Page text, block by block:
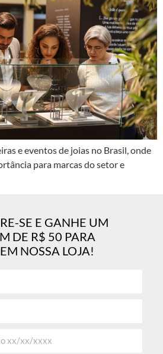
e eventos de joias no Brasil, onde
para marcas do setor e
SE E GANHE UM
DE R$ 50 PARA
NOSSA LOJA!